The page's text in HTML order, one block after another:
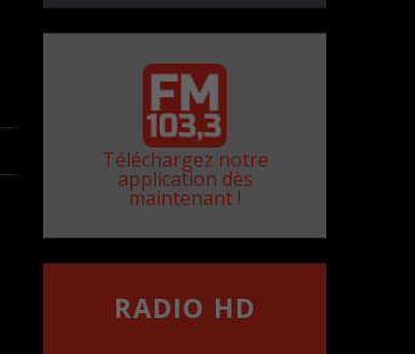
Téléchargez notre
application dès
maintenant !
RADIO HD